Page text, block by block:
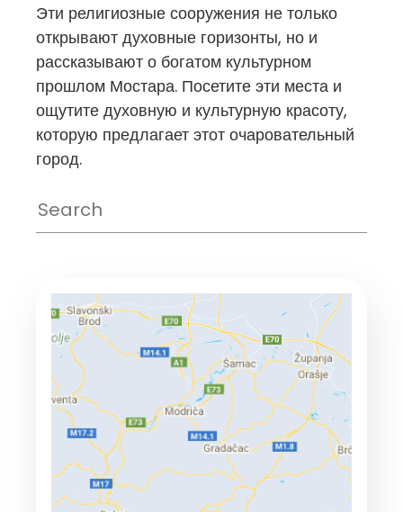
Эти религиозные сооружения не только
открывают духовные горизонты, но и
рассказывают о богатом культурном
прошлом Мостара. Посетите эти места и
ощутите духовную и культурную красоту,
которую предлагает этот очаровательный
город.